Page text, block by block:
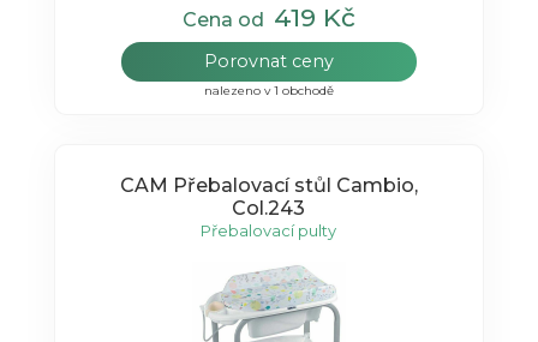
Cena od 419 Kč
Porovnat ceny
nalezeno v 1 obchodě
CAM Přebalovací stůl Cambio,
Col.243
Přebalovací pulty